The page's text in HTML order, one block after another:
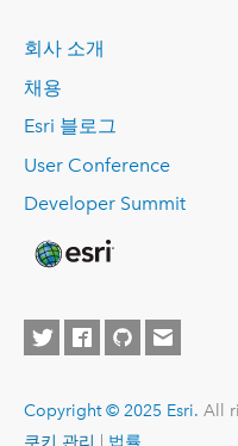
회사 소개
채용
Esri 블로그
User Conference
Developer Summit
Copyright © 2025 Esri. All
쿠키 관리
법률